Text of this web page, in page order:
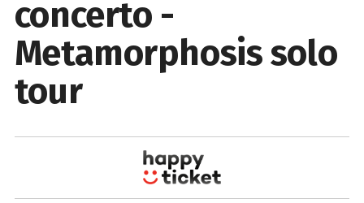
concerto -
Metamorphosis solo
tour